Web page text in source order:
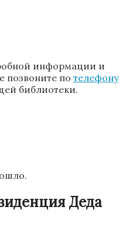
информации и
позвоните по телефону
библиотеки.
Деда